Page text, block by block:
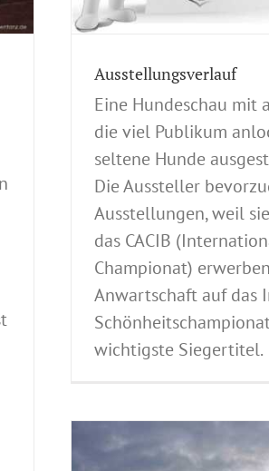
Ausstellungsverlauf
Eine Hundeschau mit
die viel Publikum
seltene Hunde
Die Aussteller
Ausstellungen, weil
das CACIB
Championat)
Anwartschaft auf das
wichtigste Siegertitel.